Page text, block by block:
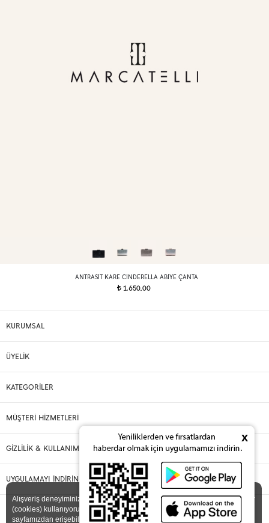
ANTRASIT KARE CINDERELLA ABIYE ÇANTA
t 1.650,00
KURUMSAL
ÜYELİK
KATEGORİLER
MÜŞTERİ HİZMETLERİ
GİZLİLİK & KULLANIM
UYGULAMAYI İNDİRİN
Alışveriş deneyiminizi iyileştirmek için yasal düzenlemelere uygun çerezler
(cookies) kullanıyoruz. Detaylı bilgiyeGizlilik ve Çerez Politikası
sayfamızdan erişebilirsiniz.
x